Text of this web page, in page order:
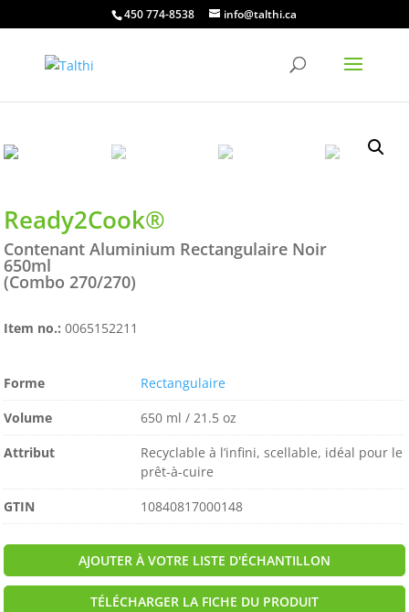
450 774-8538 info@talthi.ca
Ready2Cook®
Contenant Aluminium Rectangulaire Noir
650ml
(Combo 270/270)
Item no.:0065152211
Forme
Rectangulaire
Volume
650 ml / 21.5 oz
Attribut
Recyclable à l’infini, scellable, idéal pour le
prêt-à-cuire
GTIN
10840817000148
AJOUTER À VOTRE LISTE D'ÉCHANTILLON
TÉLÉCHARGER LA FICHE DU PRODUIT